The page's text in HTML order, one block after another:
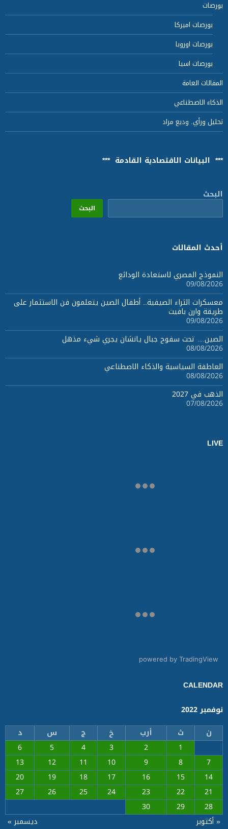
بورصات
بورصات اميركا
بورصات اوروبا
بورصات اسيا
المقالات العامة
الذكاء الاصطناعي
تحليل ورأي. وديع مراد
*** البيانات الاقتصادية القادمة ***
البحث
البحث
أحدث المقالات
النموذج المصري لاستعادة الودائع
09/08/2026
معسكرات الثراء الصيفية.. أطفال الصين يتعلمون فن الاستثمار على
طريقة وارن بافيت
09/08/2026
الصين… تحت سفوح جبال يانشان يجري شيء مذهل
08/08/2026
العاطفة السياسية والذكاء الاصطناعي
08/08/2026
الذهب في 2027
07/08/2026
LIVE
powered by TradingView
CALENDAR
نوفمبر 2022
ن
ث أرب خ ج س
د
1
2
3
4
5
6
7
8
9
10
11
12
13
14
15
16
17
18
19
20
21
22
23
24
25
26
27
28
29
30
« أكتوبر
ديسمبر »